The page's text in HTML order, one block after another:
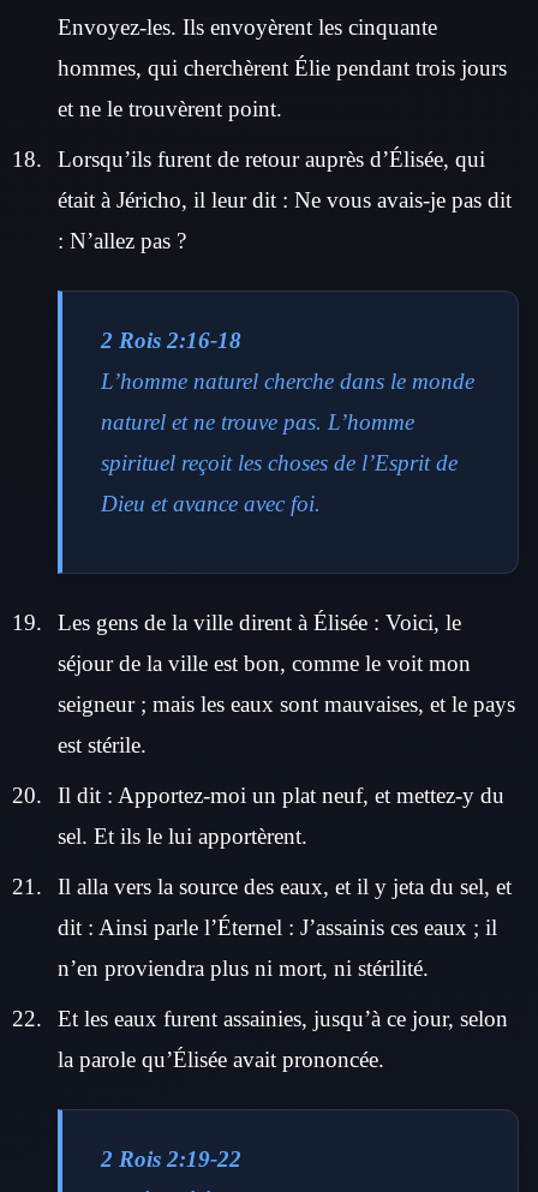
Envoyez-les. Ils envoyèrent les cinquante
hommes, qui cherchèrent Élie pendant trois jours
et ne le trouvèrent point.
Lorsqu’ils furent de retour auprès d’Élisée, qui
était à Jéricho, il leur dit : Ne vous avais-je pas dit
: N’allez pas ?
2 Rois 2:16-18
L’homme naturel cherche dans le monde
naturel et ne trouve pas. L’homme
spirituel reçoit les choses de l’Esprit de
Dieu et avance avec foi.
Les gens de la ville dirent à Élisée : Voici, le
séjour de la ville est bon, comme le voit mon
seigneur ; mais les eaux sont mauvaises, et le pays
est stérile.
Il dit : Apportez-moi un plat neuf, et mettez-y du
sel. Et ils le lui apportèrent.
Il alla vers la source des eaux, et il y jeta du sel, et
dit : Ainsi parle l’Éternel : J’assainis ces eaux ; il
n’en proviendra plus ni mort, ni stérilité.
Et les eaux furent assainies, jusqu’à ce jour, selon
la parole qu’Élisée avait prononcée.
2 Rois 2:19-22